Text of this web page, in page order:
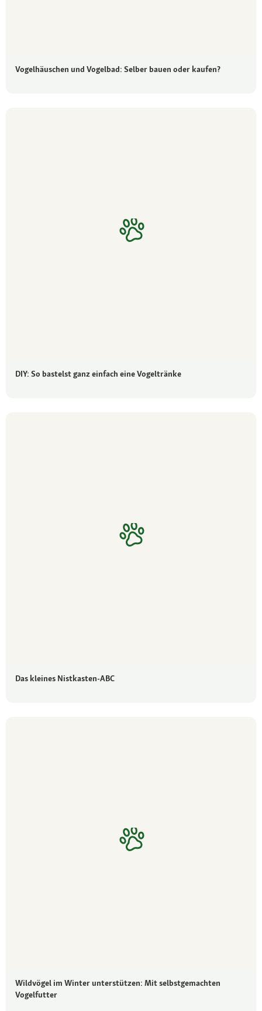
Vogelhäuschen und Vogelbad: Selber bauen oder kaufen?
DIY: So bastelst ganz einfach eine Vogeltränke
Das kleines Nistkasten-ABC
Wildvögel im Winter unterstützen: Mit selbstgemachten
Vogelfutter